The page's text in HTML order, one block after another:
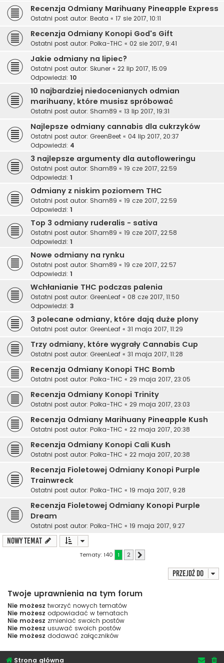
Recenzja Odmiany Marihuany Pineapple Express
Ostatni post autor: Beata « 17 sie 2017, 10:11
Recenzja Odmiany Konopi God's Gift
Ostatni post autor: Polka-THC « 02 sie 2017, 9:41
Jakie odmiany na lipiec?
Ostatni post autor: Skuner « 22 lip 2017, 15:09
Odpowiedzi: 10
10 najbardziej niedocenianych odmian
marihuany, które musisz spróbować
Ostatni post autor: Sham89 « 13 lip 2017, 19:31
Najlepsze odmiany cannabis dla cukrzyków
Ostatni post autor: GreenBeet « 04 lip 2017, 20:37
Odpowiedzi: 4
3 najlepsze argumenty dla autofloweringu
Ostatni post autor: Sham89 « 19 cze 2017, 22:59
Odpowiedzi: 1
Odmiany z niskim poziomem THC
Ostatni post autor: Sham89 « 19 cze 2017, 22:59
Odpowiedzi: 1
Top 3 odmiany ruderalis - sativa
Ostatni post autor: Sham89 « 19 cze 2017, 22:58
Odpowiedzi: 1
Nowe odmiany na rynku
Ostatni post autor: Sham89 « 19 cze 2017, 22:57
Odpowiedzi: 1
Wchłanianie THC podczas palenia
Ostatni post autor: GreenLeaf « 08 cze 2017, 11:50
Odpowiedzi: 3
3 polecane odmiany, które dają duże plony
Ostatni post autor: GreenLeaf « 31 maja 2017, 11:29
Trzy odmiany, które wygrały Cannabis Cup
Ostatni post autor: GreenLeaf « 31 maja 2017, 11:28
Recenzja Odmiany Konopi THC Bomb
Ostatni post autor: Polka-THC « 29 maja 2017, 23:05
Recenzja Odmiany Konopi Trinity
Ostatni post autor: Polka-THC « 29 maja 2017, 23:03
Recenzja Odmiany Marihuany Pineapple Kush
Ostatni post autor: Polka-THC « 22 maja 2017, 20:38
Recenzja Odmiany Konopi Cali Kush
Ostatni post autor: Polka-THC « 22 maja 2017, 20:38
Recenzja Fioletowej Odmiany Konopi Purple
Trainwreck
Ostatni post autor: Polka-THC « 19 maja 2017, 9:28
Recenzja Fioletowej Odmiany Konopi Purple
Dream
Ostatni post autor: Polka-THC « 19 maja 2017, 9:27
NOWY TEMAT
Tematy: 140 1 2
Przejdź do
Twoje uprawnienia na tym forum
Nie możesz tworzyć nowych tematów
Nie możesz odpowiadać w tematach
Nie możesz zmieniać swoich postów
Nie możesz usuwać swoich postów
Nie możesz dodawać załączników
Strona główna